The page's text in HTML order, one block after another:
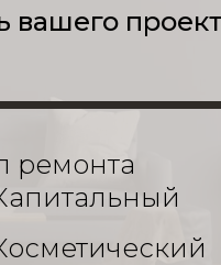
вашего
ремонта